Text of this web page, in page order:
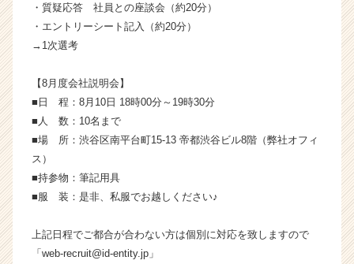
チ
ア
（C
e
C
e
e
・質疑応答 社員との座談会（約20分）
・エントリーシート記入（約20分）
→1次選考
【8月度会社説明会】
■日 程：8月10日 18時00分～19時30分
■人 数：10名まで
■場 所：渋谷区南平台町15-13 帝都渋谷ビル8階（弊社オフィ
ス）
■持参物：筆記用具
■服 装：是非、私服でお越しください♪
上記日程でご都合が合わない方は個別に対応を致しますので
「web-recruit@id-entity.jp」